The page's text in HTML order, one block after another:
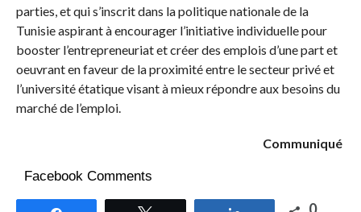
parties, et qui s’inscrit dans la politique nationale de la
Tunisie aspirant à encourager l’initiative individuelle pour
booster l’entrepreneuriat et créer des emplois d’une part et
oeuvrant en faveur de la proximité entre le secteur privé et
l’université étatique visant à mieux répondre aux besoins du
marché de l’emploi.
Communiqué
Facebook Comments